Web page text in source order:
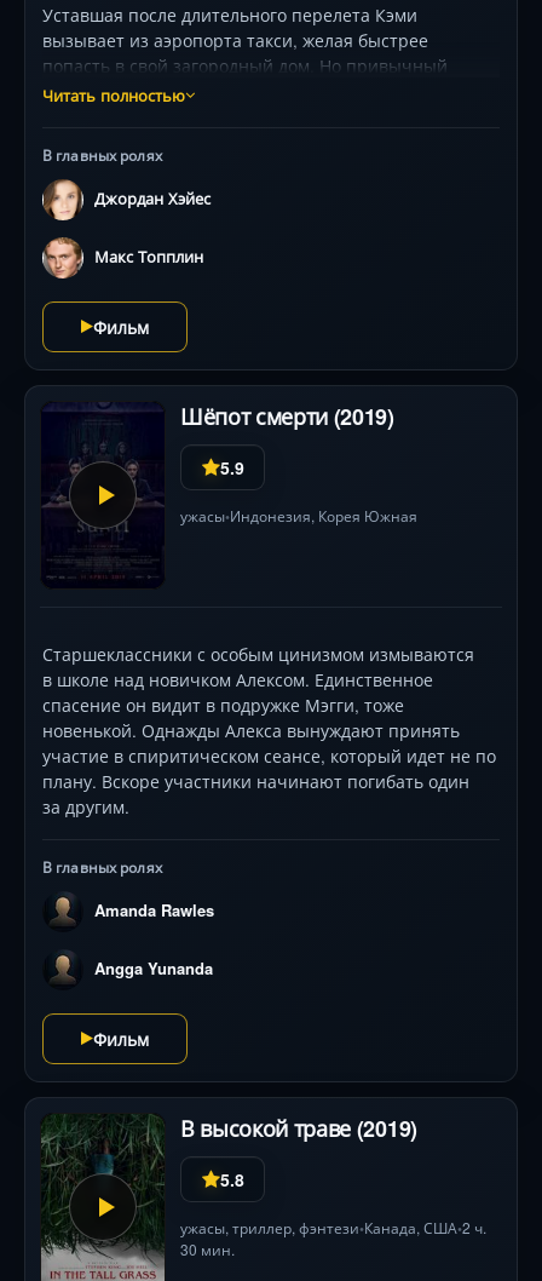
Уставшая после длительного перелета Кэми
вызывает из аэропорта такси, желая быстрее
попасть в свой загородный дом. Но привычный
маршрут вдоль леса неожиданно приводит в тупик,
угрозу страшнее. Она попадает в сумеречную зону,
где действуют правила, которые устанавливает
загадочное существо под названием Толмен,
питающееся страхами затерявшихся путников.
Читать полностью
В главных ролях
Джордан Хэйес
Макс Топплин
Фильм
Шёпот смерти (2019)
5.9
ужасы•Индонезия, Корея Южная
Старшеклассники с особым цинизмом измываются
в школе над новичком Алексом. Единственное
спасение он видит в подружке Мэгги, тоже
новенькой. Однажды Алекса вынуждают принять
участие в спиритическом сеансе, который идет не по
плану. Вскоре участники начинают погибать один
за другим.
В главных ролях
Amanda Rawles
Angga Yunanda
Фильм
В высокой траве (2019)
5.8
ужасы, триллер, фэнтези•Канада, США•2 ч.
30 мин.